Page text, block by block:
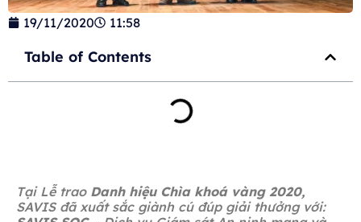
19/11/2020 11:58
Table of Contents
Tại Lễ traoDanh hiệu Chìa khoá vàng 2020,
SAVISđã xuấtsắc giành cú đúp giải thưởng với: